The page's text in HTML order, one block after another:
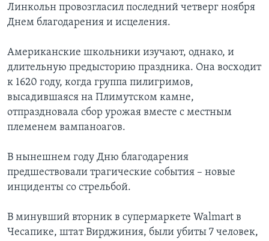
Линкольн провозгласил последний четверг ноября
Днем благодарения и исцеления.
Американские школьники изучают, однако, и
длительную предысторию праздника. Она восходит
к 1620 году, когда группа пилигримов,
высадившаяся на Плимутском камне,
отпраздновала сбор урожая вместе с местным
племенем вампаноагов.
В нынешнем году Дню благодарения
предшествовали трагические события – новые
инциденты со стрельбой.
В минувший вторник в супермаркете Walmart в
Чесапике, штат Вирджиния, были убиты 7 человек,